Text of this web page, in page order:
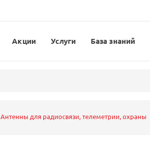
Акции Услуги База знаний
Антенны для радиосвязи, телеметрии, охраны